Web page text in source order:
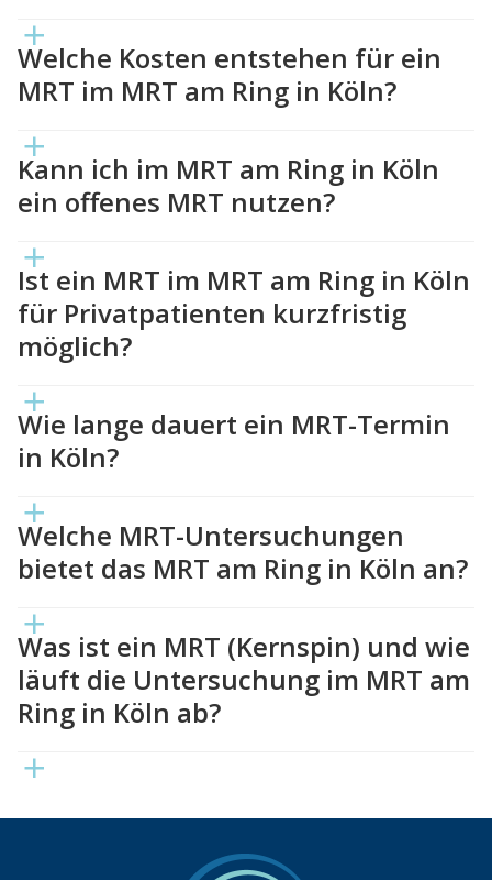
Welche Kosten entstehen für ein
MRT im MRT am Ring in Köln?
Kann ich im MRT am Ring in Köln
ein offenes MRT nutzen?
Ist ein MRT im MRT am Ring in Köln
für Privatpatienten kurzfristig
möglich?
Wie lange dauert ein MRT-Termin
in Köln?
Welche MRT-Untersuchungen
bietet das MRT am Ring in Köln an?
Was ist ein MRT (Kernspin) und wie
läuft die Untersuchung im MRT am
Ring in Köln ab?